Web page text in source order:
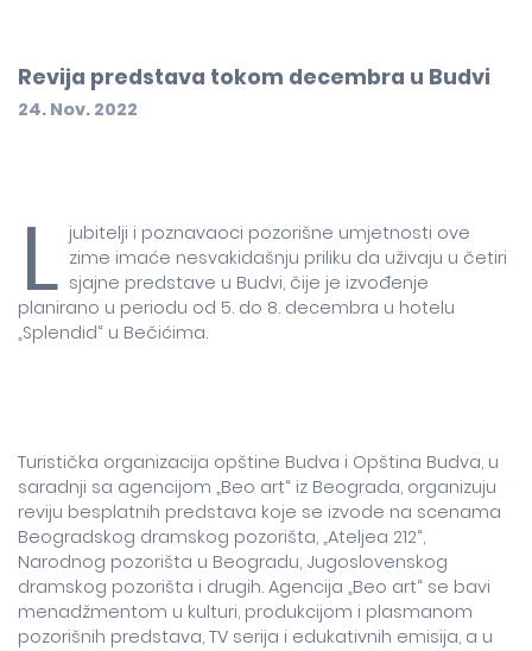
Revija predstava tokom decembra u Budvi
24. Nov. 2022
L jubitelji i poznavaoci pozorišne umjetnosti ove
zime imaće nesvakidašnju priliku da uživaju u četiri
sjajne predstave u Budvi, čije je izvođenje
planirano u periodu od 5. do 8. decembra u hotelu
„Splendid“ u Bečićima.
Turistička organizacija opštine Budva i Opština Budva, u
saradnji sa agencijom „Beo art“ iz Beograda, organizuju
reviju besplatnih predstava koje se izvode na scenama
Beogradskog dramskog pozorišta, „Ateljea 212“,
Narodnog pozorišta u Beogradu, Jugoslovenskog
dramskog pozorišta i drugih. Agencija „Beo art“ se bavi
menadžmentom u kulturi, produkcijom i plasmanom
pozorišnih predstava, TV serija i edukativnih emisija, a u